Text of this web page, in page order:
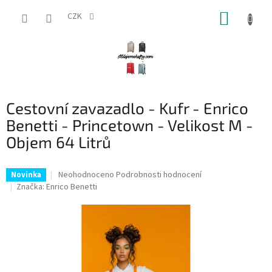
CZK
Cestovní zavazadlo - Kufr - Enrico
Benetti - Princetown - Velikost M -
Objem 64 Litrů
Novinka
Průměrné
hodnocení
Neohodnoceno Podrobnosti hodnocení
Značka: Enrico Benetti